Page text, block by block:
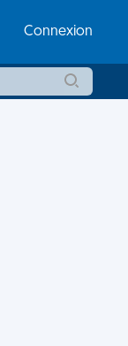
Connexion